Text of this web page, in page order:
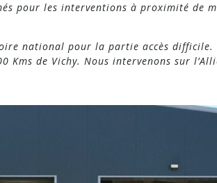
pour les interventions à proximité de
national pour la partie accès difficile.
Kms de Vichy. Nous intervenons sur